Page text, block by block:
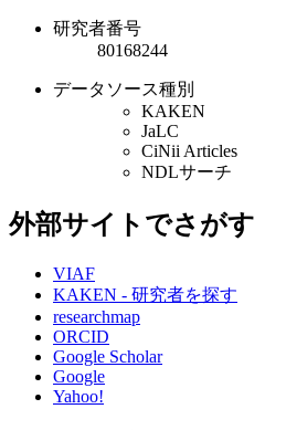
研究者番号
80168244
データソース種別
KAKEN
JaLC
CiNii Articles
NDLサーチ
外部サイトでさがす
VIAF
KAKEN - 研究者を探す
researchmap
ORCID
Google Scholar
Google
Yahoo!